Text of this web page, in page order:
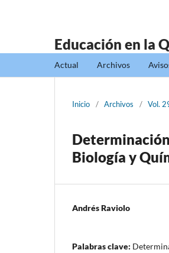
Educación en la
Actual Archivos
Inicio / Archivos / Vol.
Biología y
Andrés Raviolo
Palabras clave: